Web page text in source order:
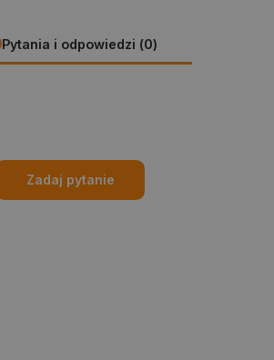
Pytania i odpowiedzi (0)
Zadaj pytanie